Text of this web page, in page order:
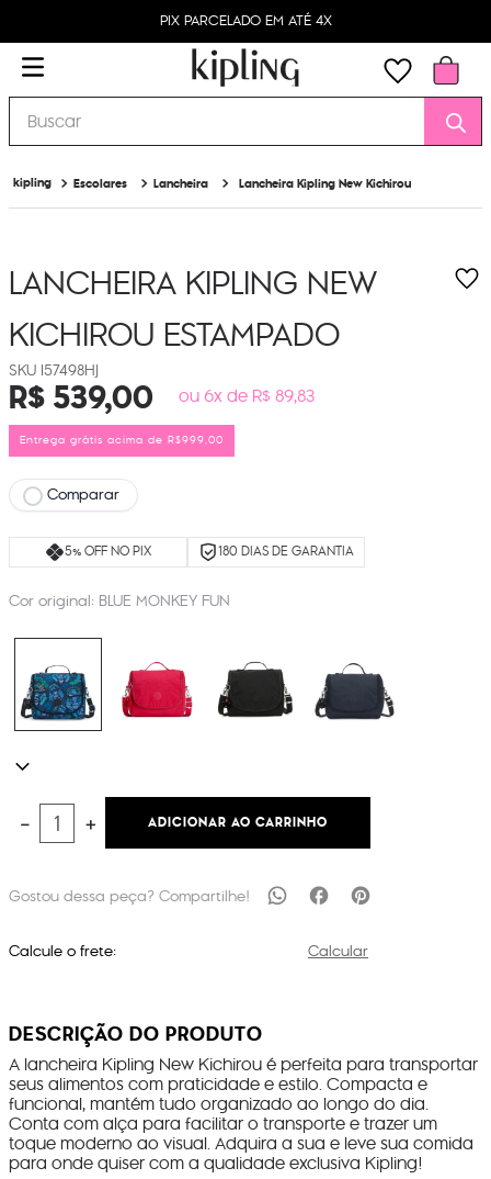
PIX PARCELADO EM ATÉ 4X
Buscar
Escolares Lancheira Lancheira Kipling New Kichirou
LANCHEIRA KIPLING NEW
KICHIROU ESTAMPADO
I57498HJ
R$539,00 ou 6x de R$ 89,83
Entrega grátis acima de R$999,00
Comparar
5% OFF NO PIX 180 DIAS DE GARANTIA
Cor original: BLUE MONKEY FUN
＋
－ ADICIONAR AO CARRINHO
Calcule o frete: Calcular
DESCRIÇÃO DO PRODUTO
A lancheira Kipling New Kichirou é perfeita para transportar
seus alimentos com praticidade e estilo. Compacta e
funcional, mantém tudo organizado ao longo do dia.
Conta com alça para facilitar o transporte e trazer um
toque moderno ao visual. Adquira a sua e leve sua comida
para onde quiser com a qualidade exclusiva Kipling!